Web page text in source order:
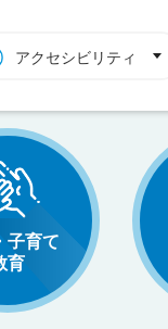
アクセシビリティ
子育て
育